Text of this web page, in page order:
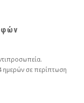
ημερών σε περίπτωση